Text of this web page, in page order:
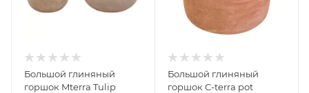
Большой глиняный
горшок Mterra Tulip
Большой глиняный
горшок C-terra pot